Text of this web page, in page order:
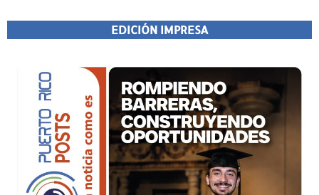
EDICIÓN IMPRESA